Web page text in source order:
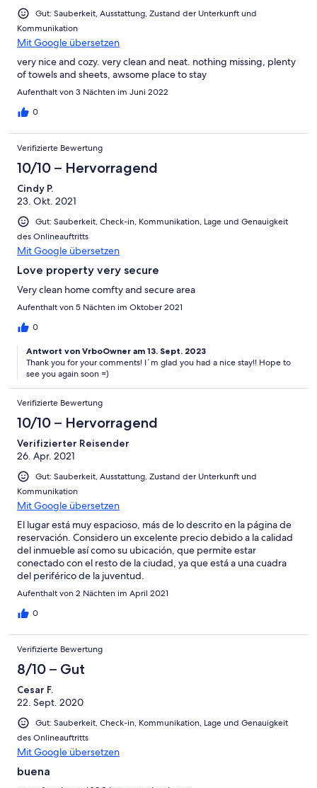
Gut: Sauberkeit, Ausstattung, Zustand der Unterkunft und
Kommunikation
Mit Google übersetzen
very nice and cozy. very clean and neat. nothing missing, plenty
of towels and sheets, awsome place to stay
Aufenthalt von 3 Nächten im Juni 2022
0
Verifizierte Bewertung
10/10 – Hervorragend
Cindy P.
23. Okt. 2021
Gut: Sauberkeit, Check-in, Kommunikation, Lage und Genauigkeit
des Onlineauftritts
Mit Google übersetzen
Love property very secure
Very clean home comfty and secure area
Aufenthalt von 5 Nächten im Oktober 2021
0
Antwort von VrboOwner am 13. Sept. 2023
Thank you for your comments! I´m glad you had a nice stay!! Hope to
see you again soon =)
Verifizierte Bewertung
10/10 – Hervorragend
Verifizierter Reisender
26. Apr. 2021
Gut: Sauberkeit, Ausstattung, Zustand der Unterkunft und
Kommunikation
Mit Google übersetzen
El lugar está muy espacioso, más de lo descrito en la página de
reservación. Considero un excelente precio debido a la calidad
del inmueble así como su ubicación, que permite estar
conectado con el resto de la ciudad, ya que está a una cuadra
del periférico de la juventud.
Aufenthalt von 2 Nächten im April 2021
0
Verifizierte Bewertung
8/10 – Gut
Cesar F.
22. Sept. 2020
Gut: Sauberkeit, Check-in, Kommunikation, Lage und Genauigkeit
des Onlineauftritts
Mit Google übersetzen
buena